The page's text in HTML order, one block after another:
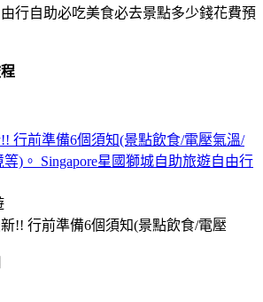
!! 行前準備6個須知(景點飲食/電壓氣溫/
)。 Singapore星國獅城自助旅遊自由行